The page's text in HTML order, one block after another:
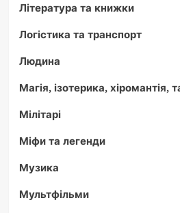
Література та книжки
Логістика та транспорт
Людина
Магія, ізотерика, хіромантія,
Мілітарі
Міфи та легенди
Музика
Мультфільми